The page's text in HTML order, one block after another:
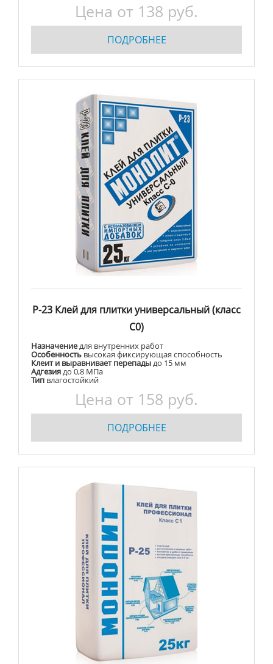
Цена от 138 руб.
ПОДРОБНЕЕ
Р-23 Клей для плитки универсальный (класс
С0)
Назначениедля внутренних работ
Особенность высокая фиксирующая способность
Клеит и выравнивает перепадыдо 15 мм
Адгезиядо 0,8 МПа
Тип влагостойкий
Цена от 158 руб.
ПОДРОБНЕЕ